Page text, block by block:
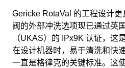
Gericke RotaVal 的工程设计
阀的外部冲洗选项现已通过英
（UKAS）的 IPx9K 认证，这
在设计机器时，易于清洗和快
一直是格律克的关键标准。这